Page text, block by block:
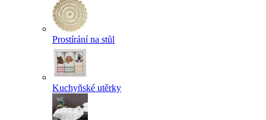
Prostírání na stůl
Kuchyňské utěrky